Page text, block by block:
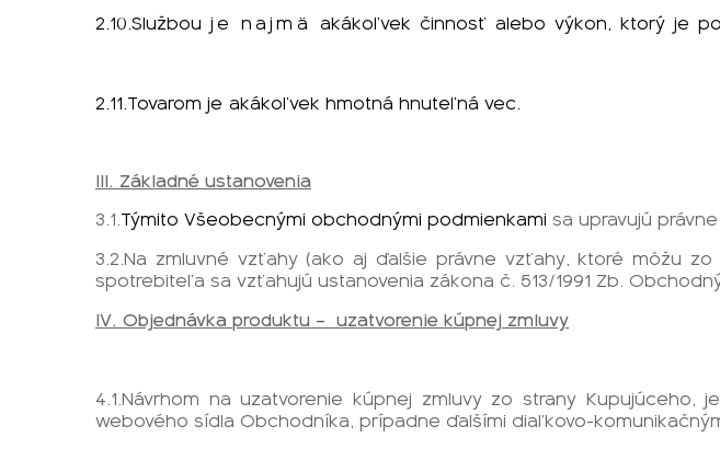
2.10.Službou je najmä akákoľvek činnosť alebo výkon, ktorý je
2.11.Tovarom je akákoľvek hmotná hnuteľná vec.
III. Základné ustanovenia
3.1.Týmito Všeobecnými obchodnými podmienkami sa upravujú
3.2.Na zmluvné vzťahy (ako aj ďalšie právne vzťahy, ktoré môžu
spotrebiteľa sa vzťahujú ustanovenia zákona č. 513/1991 Zb.
IV. Objednávka produktu – uzatvorenie kúpnej zmluvy
4.1.Návrhom na uzatvorenie kúpnej zmluvy zo strany Kupujúceho,
webového sídla Obchodníka, prípadne ďalšími diaľkovo-